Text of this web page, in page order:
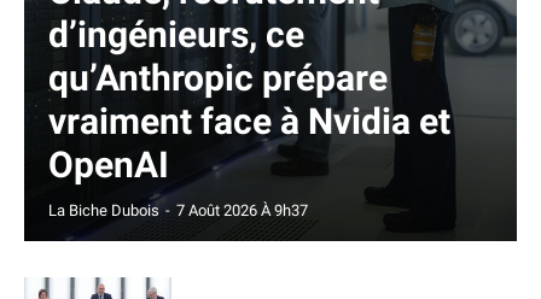
d’ingénieurs, ce
qu’Anthropic prépare
vraiment face à Nvidia et
OpenAI
La Biche Dubois - 7 Août 2026 À 9h37